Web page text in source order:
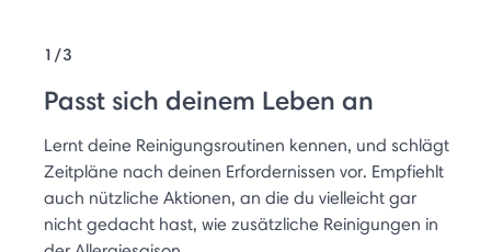
1/3
Passt sich deinem Leben an
Lernt deine Reinigungsroutinen kennen, und schlägt
Zeitpläne nach deinen Erfordernissen vor. Empfiehlt
auch nützliche Aktionen, an die du vielleicht gar
nicht gedacht hast, wie zusätzliche Reinigungen in